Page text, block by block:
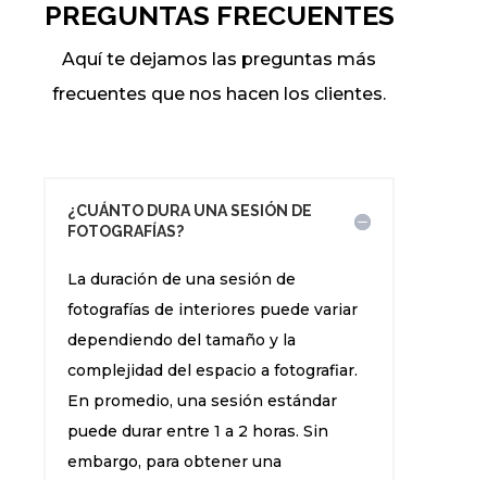
PREGUNTAS FRECUENTES
Aquí te dejamos las preguntas más
frecuentes que nos hacen los clientes.
¿CUÁNTO DURA UNA SESIÓN DE
FOTOGRAFÍAS?
La duración de una sesión de
fotografías de interiores puede variar
dependiendo del tamaño y la
complejidad del espacio a fotografiar.
En promedio, una sesión estándar
puede durar entre 1 a 2 horas. Sin
embargo, para obtener una